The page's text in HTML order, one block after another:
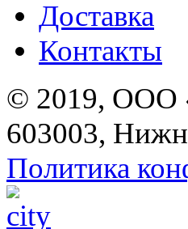
Доставка
Контакты
© 2019, ООО
603003,
Политика